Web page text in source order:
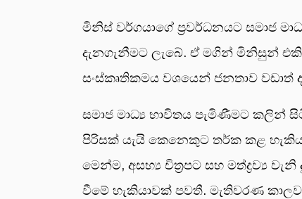
මිනිස් වර්ගයාගේ ප්‍රවර්ධනයට සමාජ
දැනගැනීමට ලැබේ. ඒ මගින් මිනිසුන්
සංස්කෘතිකමය වශයෙන් ජනතාව වඩාත්
සමාජ මාධ්‍ය භාවිතය පැමිණීමට කලින්
පිරිසක් යැයි කෙනෙකුට තර්ක කළ හැකිය.
මෙන්ම, අසභ්‍ය චිත්‍රපට සහ මත්ද්‍රව්‍ය
වීමේ හැකියාවක් පවතී. මැතිවරණ